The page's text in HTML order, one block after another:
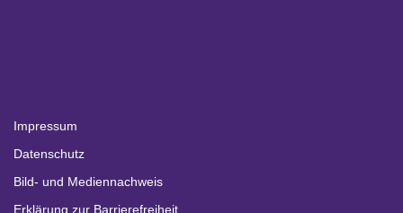
Impressum
Datenschutz
Bild- und Mediennachweis
Erklärung zur Barrierefreiheit